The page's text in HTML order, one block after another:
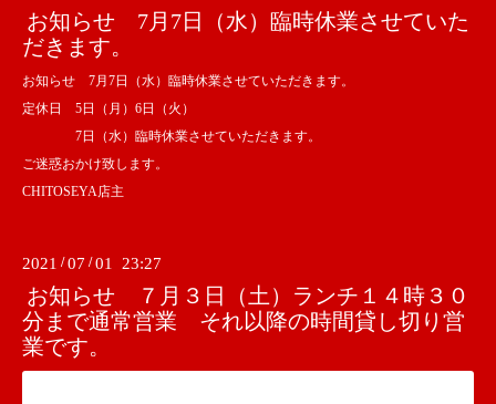
お知らせ 7月7日（水）臨時休業させていた
だきます。
お知らせ 7月7日（水）臨時休業させていただきます。
定休日 5日（月）6日（火）
7日（水）臨時休業させていただきます。
ご迷惑おかけ致します。
CHITOSEYA店主
2021 /07 /01 23:27
お知らせ ７月３日（土）ランチ１４時３０
分まで通常営業 それ以降の時間貸し切り営
業です。